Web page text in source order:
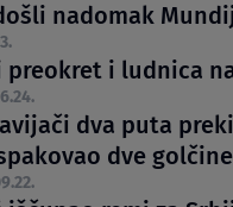
nadomak
preokret i ludnica
dva puta
dve